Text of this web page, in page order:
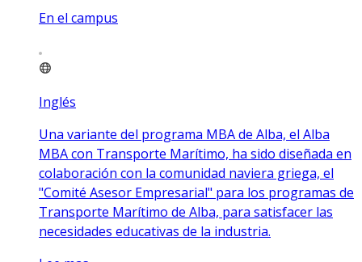
En el campus
Inglés
Una variante del programa MBA de Alba, el Alba
MBA con Transporte Marítimo, ha sido diseñada en
colaboración con la comunidad naviera griega, el
"Comité Asesor Empresarial" para los programas de
Transporte Marítimo de Alba, para satisfacer las
necesidades educativas de la industria.